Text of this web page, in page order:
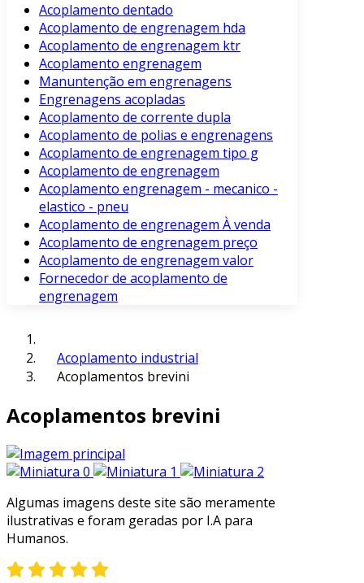
Acoplamento dentado
Acoplamento de engrenagem hda
Acoplamento de engrenagem ktr
Acoplamento engrenagem
Manuntenção em engrenagens
Engrenagens acopladas
Acoplamento de corrente dupla
Acoplamento de polias e engrenagens
Acoplamento de engrenagem tipo g
Acoplamento de engrenagem
Acoplamento engrenagem - mecanico -
elastico - pneu
Acoplamento de engrenagem À venda
Acoplamento de engrenagem preço
Acoplamento de engrenagem valor
Fornecedor de acoplamento de
engrenagem
Acoplamento industrial
Acoplamentos brevini
Acoplamentos brevini
Algumas imagens deste site são meramente
ilustrativas e foram geradas por I.A para
Humanos.